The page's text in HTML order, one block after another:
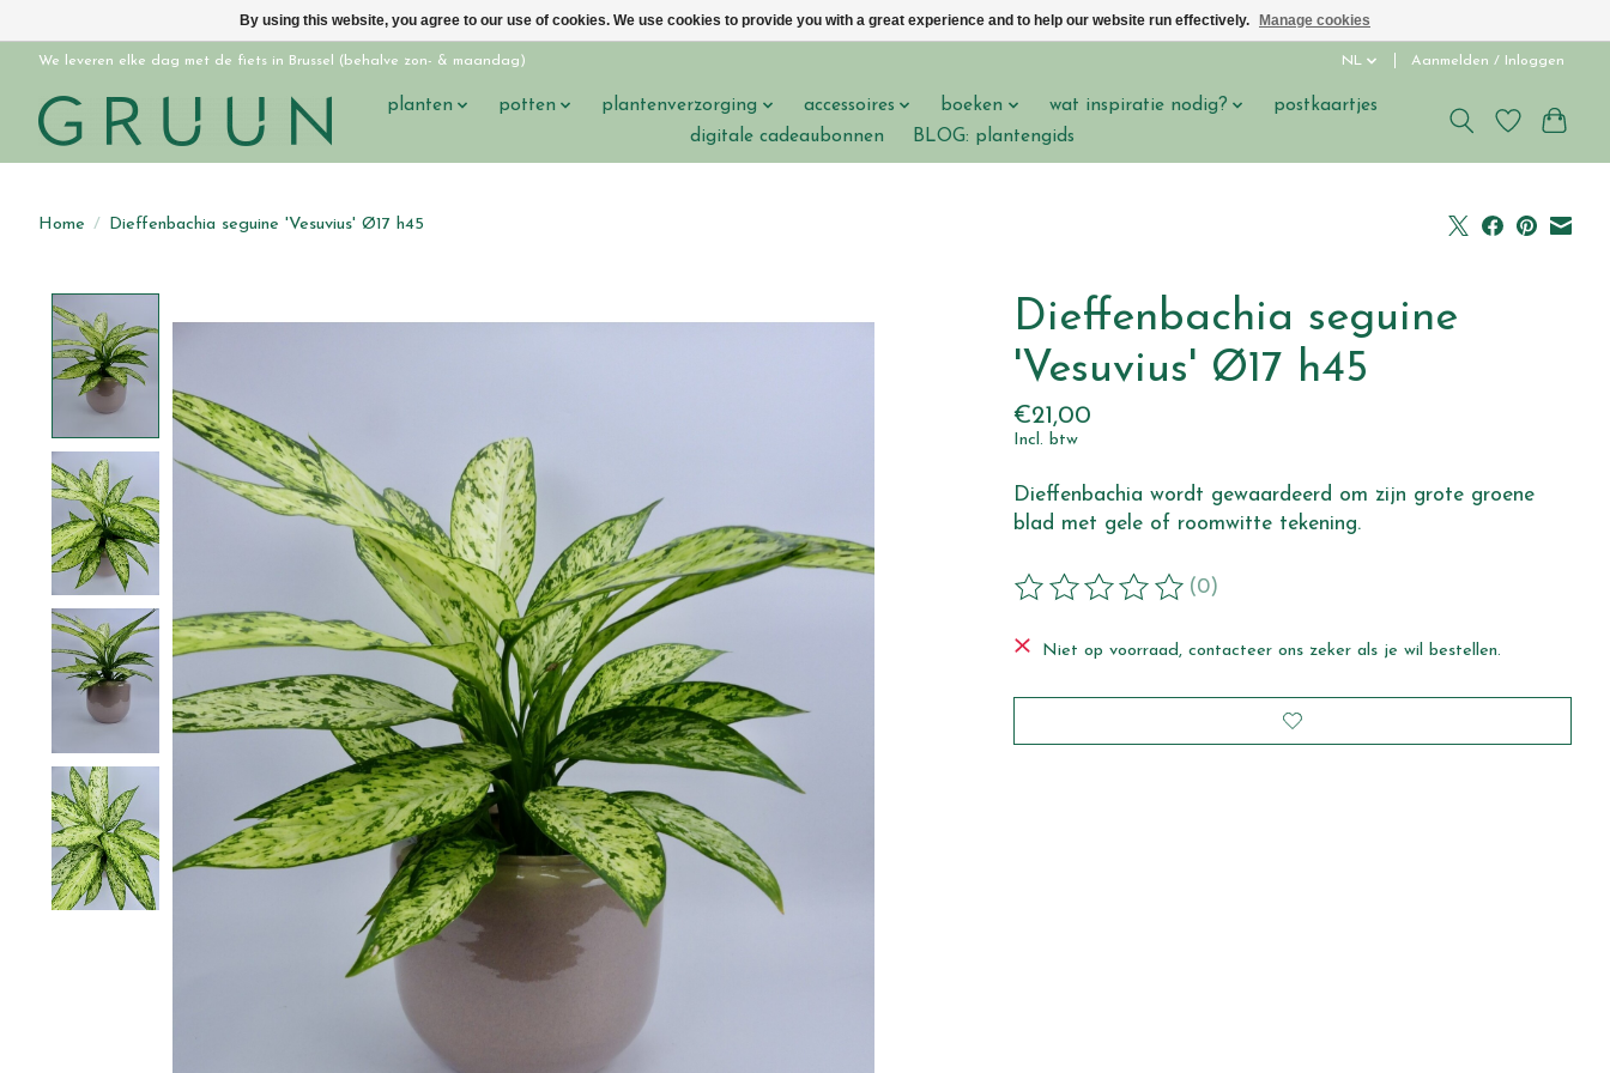
We leveren elke dag met de fiets in Brussel (behalve zon- & maandag) NL Aanmelden / Inloggen
planten potten plantenverzorging accessoires boeken wat inspiratie nodig?
postkaartjes
digitale cadeaubonnen
BLOG: plantengids
Home / Dieffenbachia seguine 'Vesuvius' Ø17 h45
Dieffenbachia seguine
'Vesuvius' Ø17 h45
€21,00
Incl. btw
Dieffenbachia wordt gewaardeerd om zijn grote groene
blad met gele of roomwitte tekening.
De beoordeling van dit product is
(0)
Niet op voorraad, contacteer ons zeker als je wil bestellen.
By using this website, you agree to our use of cookies. We use cookies to provide you with a great experience and to help our website run effectively. Manage cookies